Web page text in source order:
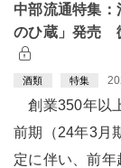
中部流通特集
のひ蔵」発売
酒類 特集
創業350年以
前期（24年3月
定に伴い、前